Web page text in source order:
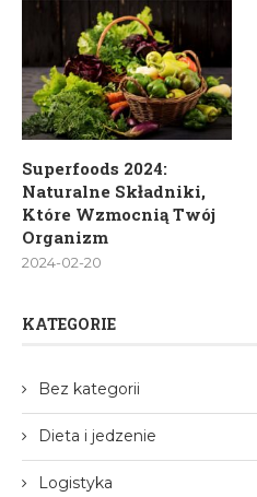
Superfoods 2024:
Naturalne Składniki,
Które Wzmocnią Twój
Organizm
2024-02-20
KATEGORIE
Bez kategorii
Dieta i jedzenie
Logistyka